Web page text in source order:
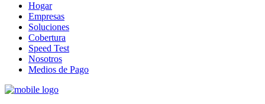
Hogar
Empresas
Soluciones
Cobertura
Speed Test
Nosotros
Medios de Pago